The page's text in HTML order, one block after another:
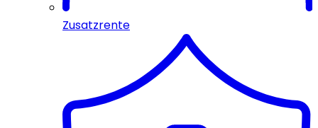
Zusatzrente